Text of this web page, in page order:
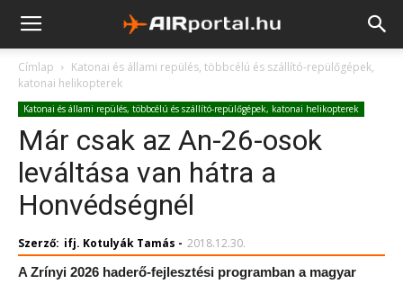
Címlap
Katonai és állami repülés, többcélú és szállító-repülőgépek,
katonai helikopterek
Katonai és állami repülés, többcélú és szállító-repülőgépek, katonai helikopterek
Már csak az An-26-osok
leváltása van hátra a
Honvédségnél
Szerző: ifj. Kotulyák Tamás - 2018.12.30.
A Zrínyi 2026 haderő-fejlesztési programban a magyar